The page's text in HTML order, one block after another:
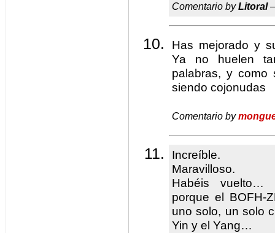
Comentario byLitoral
Has mejorado y
Ya no huelen
palabras, y como
siendo cojonudas
Comentario by
Increíble.
Maravilloso.
Habéis vuelto…
porque el BOFH-
uno solo, un solo
Yin y el Yang…